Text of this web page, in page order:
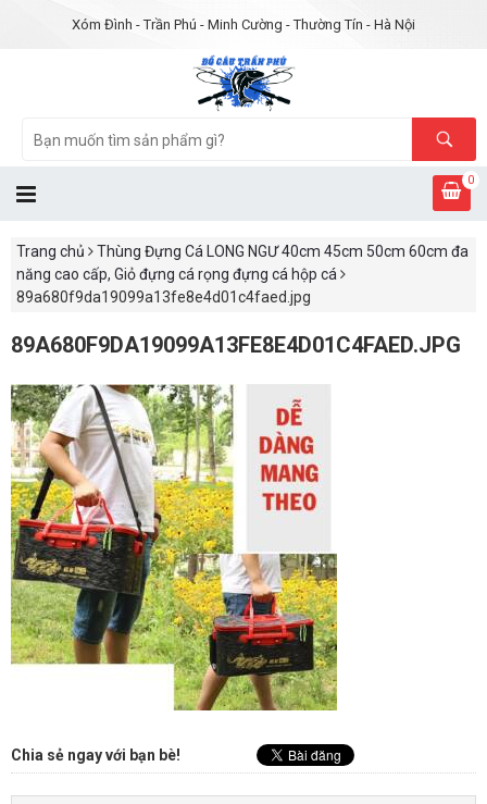
Xóm Đình - Trần Phú - Minh Cường - Thường Tín - Hà Nội
0
Trang chủ
Thùng Đựng Cá LONG NGƯ 40cm 45cm 50cm 60cm đa
năng cao cấp, Giỏ đựng cá rọng đựng cá hộp cá
89a680f9da19099a13fe8e4d01c4faed.jpg
89A680F9DA19099A13FE8E4D01C4FAED.JPG
Chia sẻ ngay với bạn bè!